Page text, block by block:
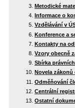
Metodické
Informace o
Vzdělávání v
Konference a
Kontakty na
Vzory obecně
Sbírka
Novela
Odměňování
Centrální
Ostatní